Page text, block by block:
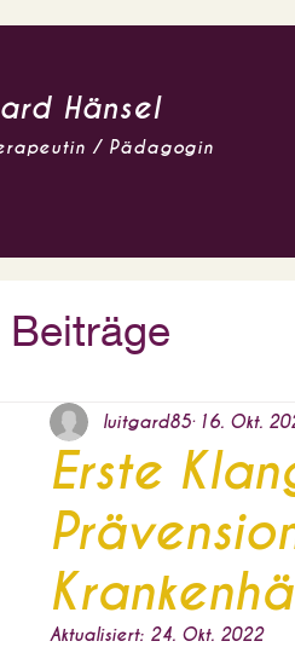
Hänsel
/ Pädagogin
Beiträge
Erste
luitgard85 16. Okt.
Aktualisiert: 24. Okt. 2022